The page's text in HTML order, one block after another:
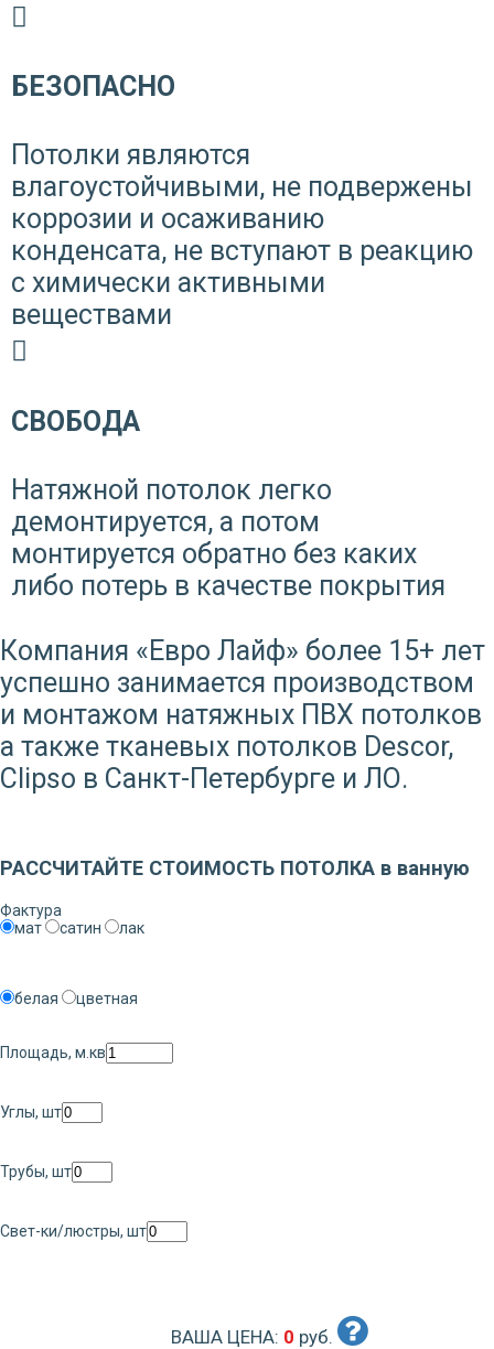
БЕЗОПАСНО
Потолки являются
влагоустойчивыми, не подвержены
коррозии и осаживанию
конденсата, не вступают в реакцию
с химически активными
веществами
СВОБОДА
Натяжной потолок легко
демонтируется, а потом
монтируется обратно без каких
либо потерь в качестве покрытия
Компания «Евро Лайф» более 15+ лет
успешно занимается производством
и монтажом натяжных ПВХ потолков
а также тканевых потолков Descor,
Clipso в Санкт-Петербурге и ЛО.
РАССЧИТАЙТЕ СТОИМОСТЬ ПОТОЛКА в ванную
Фактура
мат
сатин лак
белая цветная
Площадь, м.кв
Углы, шт
Трубы, шт
Свет-ки/люстры, шт
ВАША ЦЕНА: 0 руб.